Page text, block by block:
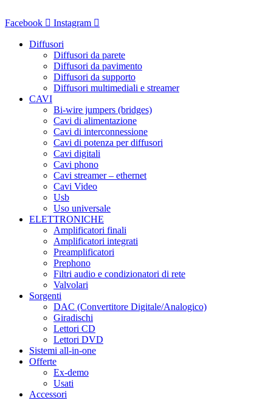
al
Facebook Instagram
Diffusori
Diffusori da parete
Diffusori da pavimento
Diffusori da supporto
Diffusori multimediali e streamer
CAVI
Bi-wire jumpers (bridges)
Cavi di alimentazione
Cavi di interconnessione
Cavi di potenza per diffusori
Cavi digitali
Cavi phono
Cavi streamer – ethernet
Cavi Video
Usb
Uso universale
ELETTRONICHE
Amplificatori finali
Amplificatori integrati
Preamplificatori
Prephono
Filtri audio e condizionatori di rete
Valvolari
Sorgenti
DAC (Convertitore Digitale/Analogico)
Giradischi
Lettori CD
Lettori DVD
Sistemi all-in-one
Offerte
Ex-demo
Usati
Accessori